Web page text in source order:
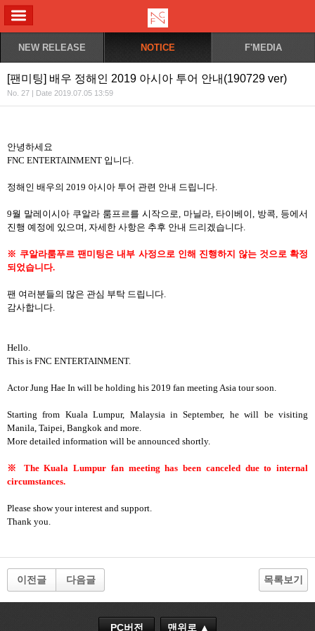
NEW RELEASE NOTICE F'MEDIA
[팬미팅] 배우 정해인 2019 아시아 투어 안내(190729 ver)
No. 27 | Date 2019.07.05 13:59
안녕하세요
FNC ENTERTAINMENT 입니다.
정해인 배우의 2019 아시아 투어 관련 안내 드립니다.
9월 말레이시아 쿠알라 룸프르를 시작으로, 마닐라, 타이베이, 방콕, 등에서
진행 예정에 있으며, 자세한 사항은 추후 안내 드리겠습니다.
※ 쿠알라룸푸르 팬미팅은 내부 사정으로 인해 진행하지 않는 것으로 확정
되었습니다.
팬 여러분들의 많은 관심 부탁 드립니다.
감사합니다.
Hello.
This is FNC ENTERTAINMENT.
Actor Jung Hae In will be holding his 2019 fan meeting Asia tour soon.
Starting from Kuala Lumpur, Malaysia in September, he will be visiting
Manila, Taipei, Bangkok and more.
More detailed information will be announced shortly.
※
The Kuala Lumpur fan meeting has been canceled due to internal
circumstances.
Please show your interest and support.
Thank you.
이전글 다음글 목록보기
PC버전 맨위로 ▲